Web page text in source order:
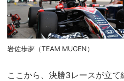
岩佐歩夢（TEAM MUGEN）
ここから、決勝3レースが立